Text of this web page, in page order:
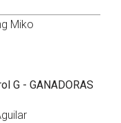
Miko
G - GANADORAS